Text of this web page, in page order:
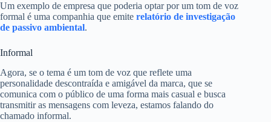
Um exemplo de empresa que poderia optar por um tom de voz
formal é uma companhia que emite relatório de investigação
de passivo ambiental.
Informal
Agora, se o tema é um tom de voz que reflete uma
personalidade descontraída e amigável da marca, que se
comunica com o público de uma forma mais casual e busca
transmitir as mensagens com leveza, estamos falando do
chamado informal.